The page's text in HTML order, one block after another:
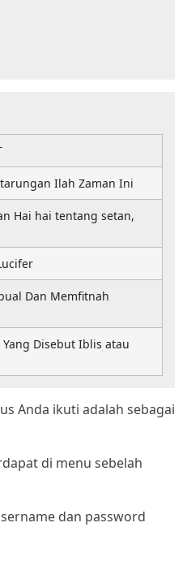
Anda ikuti adalah sebagai
di menu sebelah
dan password
Ilah Zaman Ini
Hai hai tentang setan,
Dan Memfitnah
Disebut Iblis atau